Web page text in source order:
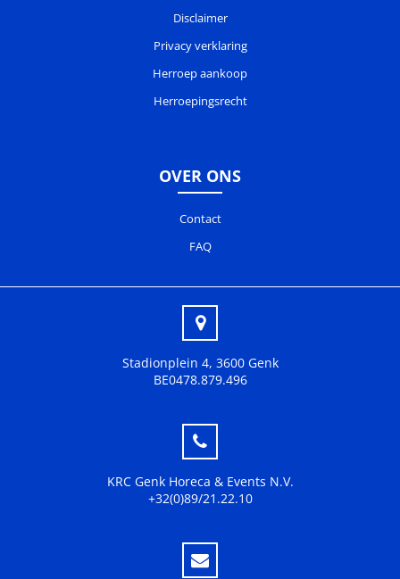
Disclaimer
Privacy verklaring
Herroep aankoop
Herroepingsrecht
OVER ONS
Contact
FAQ
Stadionplein 4, 3600 Genk
BE0478.879.496
KRC Genk Horeca & Events N.V.
+32(0)89/21.22.10